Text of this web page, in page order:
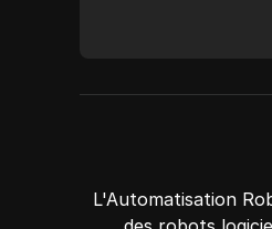
L'Automatisation